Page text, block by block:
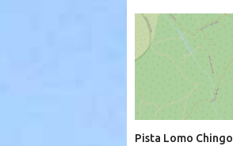
Pista Lomo Chingo